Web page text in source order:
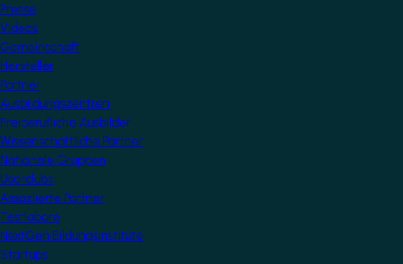
Presse
Videos
Gemeinschaft
Hersteller
Partner
Ausbildungszentren
Freiberufliche Ausbilder
Wissenschaftliche Partner
Nationale Gruppen
Userclubs
Assoziierte Partner
Testlabore
NextGen Bildungsinstitute
Startups